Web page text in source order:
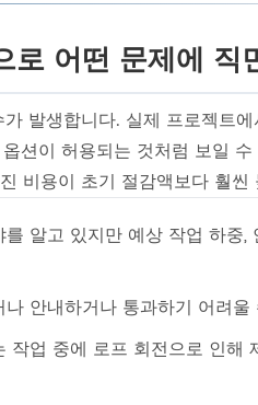
어떤 문제에 직
발생합니다. 실제 프로젝트
션이 허용되는 것처럼 보일
비용이 초기 절감액보다 훨씬
알고 있지만 예상 작업 하중,
안내하거나 통과하기 어려울
업 중에 로프 회전으로 인해